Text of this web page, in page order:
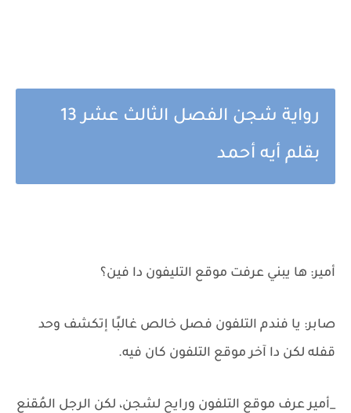
رواية شجن الفصل الثالث عشر 13
بقلم أيه أحمد
أمير: ها يبني عرفت موقع التليفون دا فين؟
صابر: يا فندم التلفون فصل خالص غالبًا إتكشف وحد
قفله لكن دا آخر موقع التلفون كان فيه.
_أمير عرف موقع التلفون ورايح لشجن، لكن الرجل المُقنع